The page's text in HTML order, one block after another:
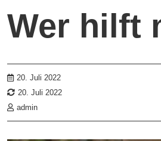
Abteilungen
Aktuelles & Termine
Über uns
Wer hilft
20. Juli 2022
20. Juli 2022
admin